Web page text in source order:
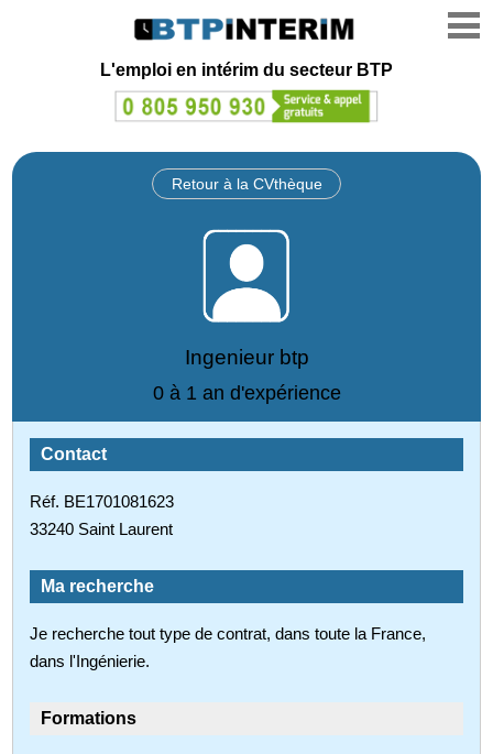
L'emploi en intérim du secteur BTP
Retour à la CVthèque
Ingenieur btp
0 à 1 an d'expérience
Contact
Réf. BE1701081623
33240 Saint Laurent
Ma recherche
Je recherche tout type de contrat, dans toute la France,
dans l'Ingénierie.
Formations